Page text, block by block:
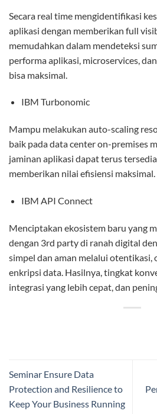
Secara real time mengidentifikasi
aplikasi dengan memberikan full
memudahkan dalam mendeteksi
performa aplikasi, microservices,
bisa maksimal.
IBM Turbonomic
Mampu melakukan auto-scaling
baik pada data center on-premises
jaminan aplikasi dapat terus
memberikan nilai efisiensi maksimal.
IBM API Connect
Menciptakan ekosistem baru yang
dengan 3rd party di ranah digital
simpel dan aman melalui otentikasi,
enkripsi data. Hasilnya, tingkat
integrasi yang lebih cepat, dan
Seminar Ensure Data
Protection and Resilience to
Keep Your Business Running